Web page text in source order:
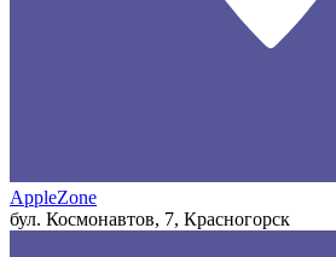
AppleZone
бул. Космонавтов, 7, Красногорск